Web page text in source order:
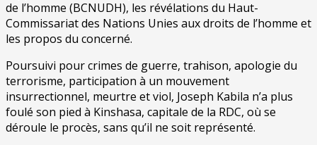
de l’homme (BCNUDH), les révélations du Haut-
Commissariat des Nations Unies aux droits de l’homme et
les propos du concerné.
Poursuivi pour crimes de guerre, trahison, apologie du
terrorisme, participation à un mouvement
insurrectionnel, meurtre et viol, Joseph Kabila n’a plus
foulé son pied à Kinshasa, capitale de la RDC, où se
déroule le procès, sans qu’il ne soit représenté.